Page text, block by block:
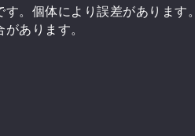
。個体により誤差があります。
あります。